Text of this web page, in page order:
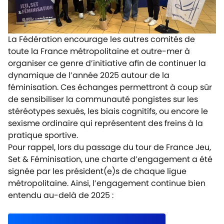
La Fédération encourage les autres comités de
toute la France métropolitaine et outre-mer à
organiser ce genre d’initiative afin de continuer la
dynamique de l’année 2025 autour de la
féminisation. Ces échanges permettront à coup sûr
de sensibiliser la communauté pongistes sur les
stéréotypes sexués, les biais cognitifs, ou encore le
sexisme ordinaire qui représentent des freins à la
pratique sportive.
Pour rappel, lors du passage du tour de France Jeu,
Set & Féminisation, une charte d’engagement a été
signée par les président(e)s de chaque ligue
métropolitaine. Ainsi, l’engagement continue bien
entendu au-delà de 2025 :